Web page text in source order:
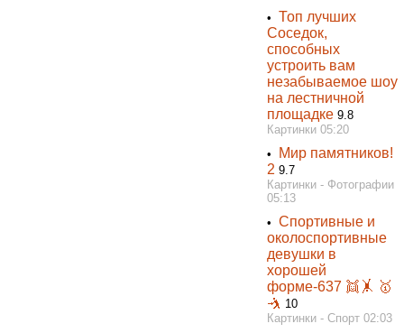
• Топ лучших
Соседок,
способных
устроить вам
незабываемое шоу
на лестничной
площадке 9.8
Картинки 05:20
•
Мир памятников!
2 9.7
Картинки - Фотографии
05:13
•Спортивные и
околоспортивные
девушки в
хорошей
форме-637 👯‍🤸 🥇
🤺 10
Картинки - Спорт 02:03